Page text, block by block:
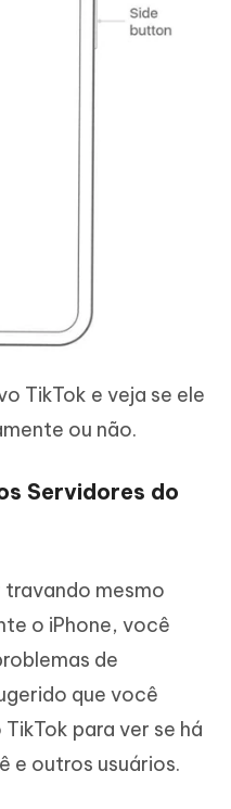
TikTok e veja se ele
ou não.
Servidores do
travando mesmo
o iPhone, você
de
que você
para ver se há
e outros usuários.